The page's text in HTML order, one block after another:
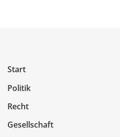
Start
Politik
Recht
Gesellschaft